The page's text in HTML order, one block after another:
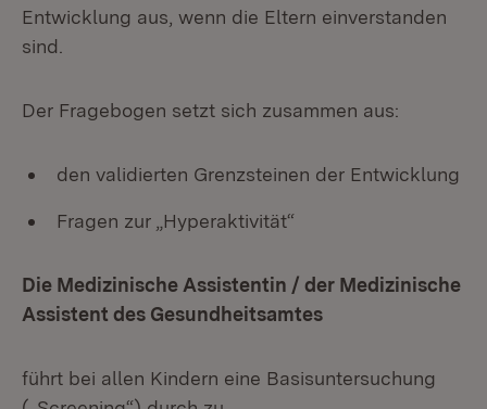
Entwicklung aus, wenn die Eltern einverstanden
sind.
Der Fragebogen setzt sich zusammen aus:
den validierten Grenzsteinen der Entwicklung
Fragen zur „Hyperaktivität“
Die Medizinische Assistentin / der Medizinische
Assistent des Gesundheitsamtes
führt bei allen Kindern eine Basisuntersuchung